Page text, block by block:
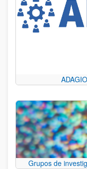
Grupos de